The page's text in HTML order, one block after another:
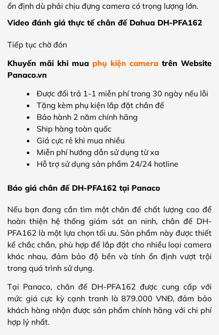
ổn định dù phải chịu đựng camera có trọng lượng lớn.
Video đánh giá thực tế chân đế Dahua DH-PFA162
Tiếp tục chờ đón
Khuyến mãi khi mua phụ kiện camera trên Website
Panaco.vn
Được đổi trả 1-1 miễn phí trong 30 ngày nếu lỗi
Tặng kèm phụ kiện lắp đặt chân đế
Bảo hành 2 năm chính hãng
Ship hàng toàn quốc
Giá cực rẻ khi mua nhiều
Miễn phí hướng dẫn sử dụng từ xa
Hỗ trợ sử dụng sản phẩm 24/24 hotline
Báo giá chân đế DH-PFA162 tại Panaco
Nếu bạn đang cần tìm một chân đế chất lượng cao để
hoàn thiện hệ thống giám sát an ninh, chân đế DH-
PFA162 là một lựa chọn tối ưu. Sản phẩm này được thiết
kế chắc chắn, phù hợp để lắp đặt cho nhiều loại camera
khác nhau, đảm bảo độ bền và tính ổn định vượt trội
trong quá trình sử dụng.
Tại Panaco, chân đế DH-PFA162 được cung cấp với
mức giá cực kỳ cạnh tranh là 879.000 VNĐ, đảm bảo
khách hàng nhận được sản phẩm chính hãng với chi phí
hợp lý nhất.